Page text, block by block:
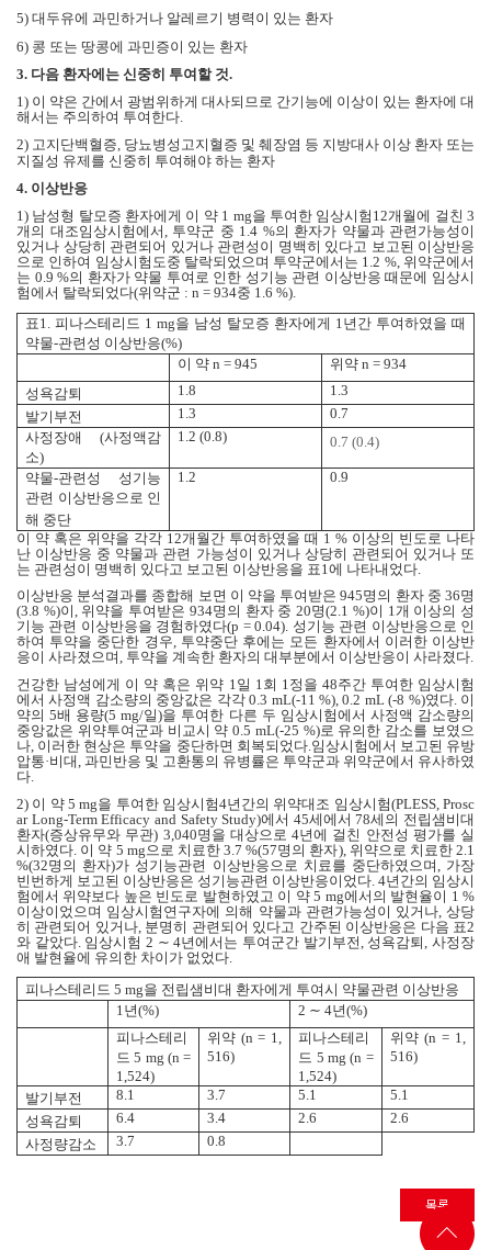
5) 대두유에 과민하거나 알레르기 병력이 있는 환자
6) 콩 또는 땅콩에 과민증이 있는 환자
3. 다음 환자에는 신중히 투여할 것.
1) 이 약은 간에서 광범위하게 대사되므로 간기능에 이상이 있는 환자에 대
해서는 주의하여 투여한다.
2) 고지단백혈증 당뇨병성고지혈증 및 췌장염 등 지방대사 이상 환자 또는
지질성 유제를 신중히 투여해야 하는 환자
4. 이상반응
1) 남성형 탈모증 환자에게 이 약1 mg을 투여한 임상시험 12개월에 걸친 3
개의 대조임상시험에서, 투약군 중 1.4 %의 환자가 약물과 관련가능성이
있거나 상당히 관련되어 있거나 관련성이 명백히 있다고 보고된 이상반응
으로 인하여 임상시험도중 탈락되었으며 투약군에서는 1.2 %, 위약군에서
는 0.9 %의 환자가 약물 투여로 인한 성기능 관련 이상반응 때문에 임상시
험에서 탈락되었다(위약군 : n = 934중 1.6 %).
표1.피나스테리드 1 mg을 남성 탈모증 환자에게 1 년간 투여하였을 때
약물-관련성 이상반응(%)
이 약n = 945 위약n = 934
성욕감퇴
1.8
1.3
발기부전
1.3
0.7
사정장애 (사정액감
소)
1.2 (0.8) 0.7 (0.4)
약물-관련성 성기능
관련 이상반응으로 인
해 중단
1.2 0.9
이 약 혹은 위약을 각각 12개월간 투여하였을 때 1 % 이상의 빈도로 나타
난 이상반응 중 약물과 관련 가능성이 있거나 상당히 관련되어 있거나 또
는 관련성이 명백히 있다고 보고된 이상반응을 표1 에 나타내었다
이상반응 분석결과를 종합해 보면 이 약을 투여받은 945명의 환자 중 36명
(3.8 %)이, 위약을 투여받은 934명의 환자 중 20명(2.1 %)이 1개 이상의 성
기능 관련 이상반응을 경험하였다(p = 0.04). 성기능 관련 이상반응으로 인
하여 투약을 중단한 경우, 투약중단 후에는 모든 환자에서 이러한 이상반
응이 사라졌으며, 투약을 계속한 환자의 대부분에서 이상반응이 사라졌다.
건강한 남성에게 이 약 혹은 위약 1 일 1 회 1 정을 48주간 투여한 임상시험
에서 사정액 감소량의 중앙값은 각각0.3 mL(-11 %), 0.2 mL (-8 %)였다. 이
약의 5배 용량(5 mg/일)을 투여한 다른 두 임상시험에서 사정액 감소량의
중앙값은 위약투여군과 비교시 약 0.5 mL(-25 %)로 유의한 감소를 보였으
나 이러한 현상은 투약을 중단하면 회복되었다. 임상시험에서 보고된 유방
압통·비대 과민반응 및 고환통의 유병률은 투약군과 위약군에서 유사하였
다
2) 이 약5 mg을 투여한 임상시험4년간의 위약대조 임상시험(PLESS, Prosc
ar Long-Term Efficacy and Safety Study)에서 45세에서 78세의 전립샘비대
환자(증상유무와 무관) 3,040명을 대상으로 4년에 걸친 안전성 평가를 실
시하였다 이 약 5 mg 으로 치료한3.7 %(57명의 환자), 위약으로 치료한2.1
%(32명의 환자)가 성기능관련 이상반응으로 치료를 중단하였으며
가장
빈번하게 보고된 이상반응은 성기능관련 이상반응이었다 . 4년간의 임상시
험에서 위약보다 높은 빈도로 발현하였고 이 약5 mg에서의 발현율이 1 %
이상이었으며 임상시험연구자에 의해 약물과 관련가능성이 있거나,상당
히 관련되어 있거나, 분명히 관련되어 있다고 간주된 이상반응은 다음 표2
와 같았다. 임상시험 2 ∼ 4년에서는 투여군간 발기부전 성욕감퇴 ,사정장
애 발현율에 유의한 차이가 없었다
피나스테리드 5 mg을 전립샘비대 환자에게 투여시 약물관련 이상반응
1년(%) 2 ∼ 4년(%)
피나스테리
드 5 mg (n =
1,524)
위약 (n = 1,
516)
피나스테리
드 5 mg (n =
1,524)
위약(n = 1,
516)
발기부전 8.1 3.7 5.1
5.1
성욕감퇴
6.4 3.4 2.6
2.6
사정량감소
3.7 0.8
목록